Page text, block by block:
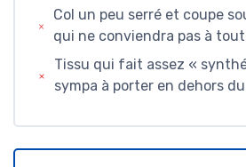
Col un peu serré et coupe
qui ne conviendra pas à
Tissu qui fait assez «
sympa à porter en dehors